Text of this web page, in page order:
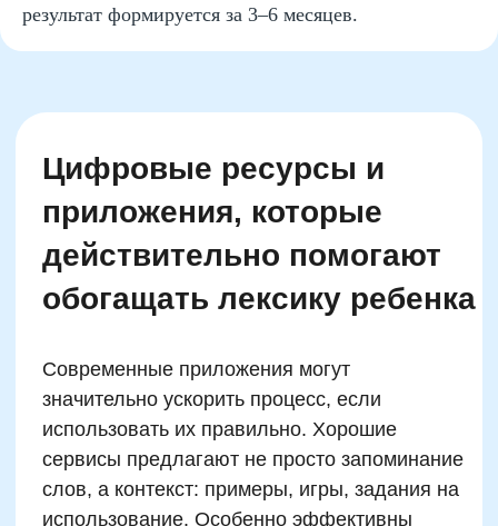
результат формируется за 3–6 месяцев.
на кнопку, вы даете согласие на обработку и распространение
Мы поможем вам!